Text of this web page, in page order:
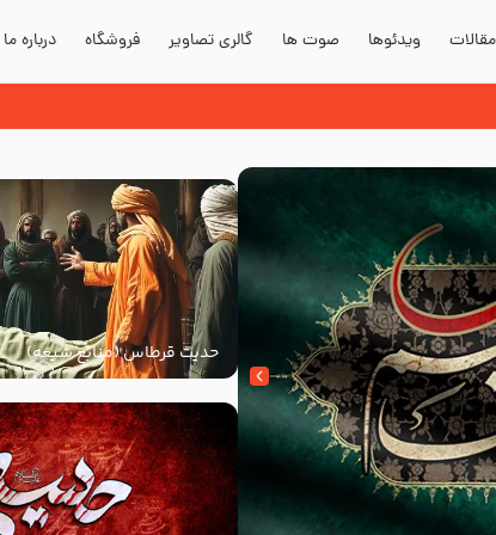
مقالات ویدئوها صوت ها گالری تصاویر فروشگاه درباره ما
حدیث قرطاس (منابع شیعه)